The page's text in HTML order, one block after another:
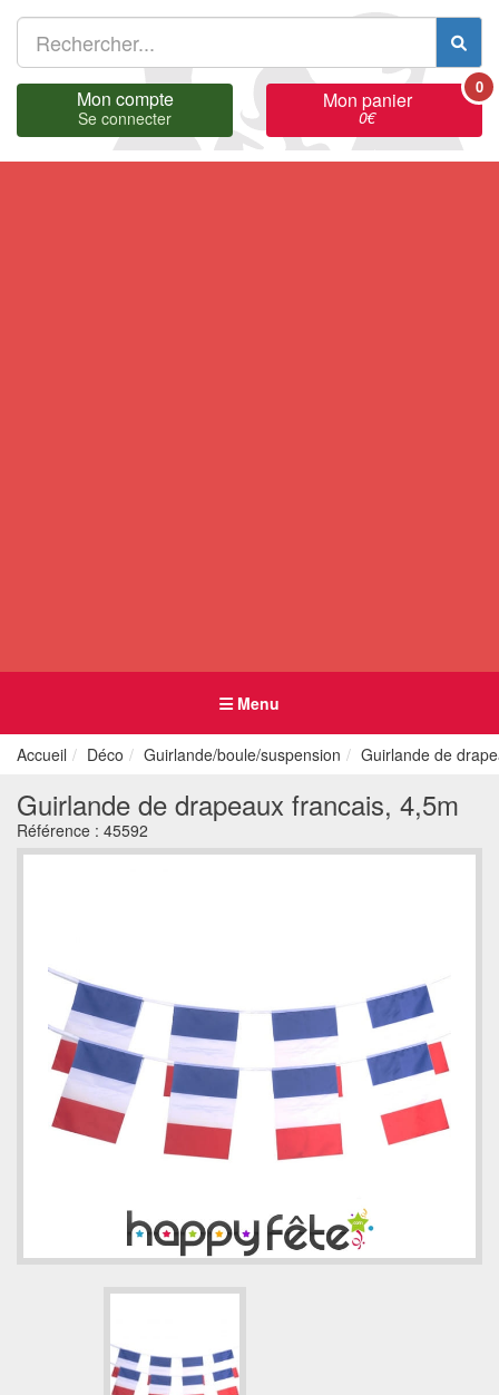
Mon compte
Se connecter
Mon panier
0€
0
Menu
Accueil Déco Guirlande/boule/suspension Guirlande de
Guirlande de drapeaux francais, 4,5m
Référence : 45592